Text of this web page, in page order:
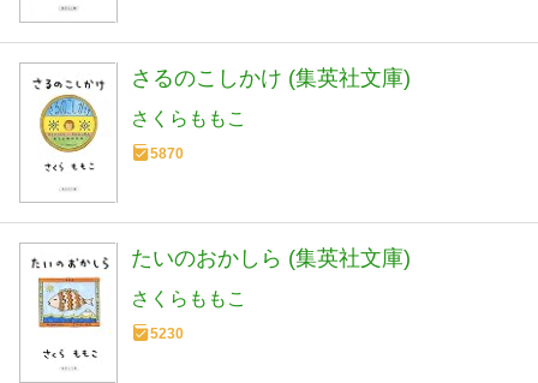
さるのこしかけ (集英社文庫)
さくらももこ
5870
たいのおかしら (集英社文庫)
さくらももこ
5230